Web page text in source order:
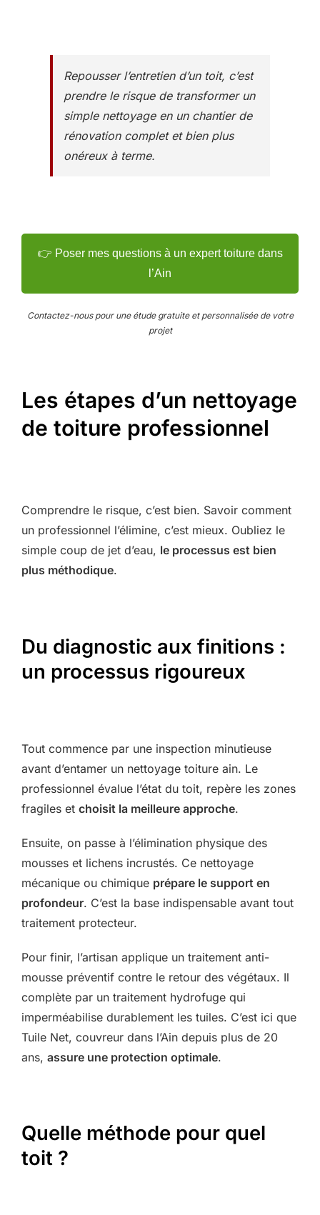
Repousser l’entretien d’un toit, c’est
prendre le risque de transformer un
simple nettoyage en un chantier de
rénovation complet et bien plus
onéreux à terme.
👉 Poser mes questions à un expert toiture dans
l’Ain
Contactez-nous pour une étude gratuite et personnalisée de votre
projet
Les étapes d’un nettoyage
de toiture professionnel
Comprendre le risque, c’est bien. Savoir comment
un professionnel l’élimine, c’est mieux. Oubliez le
simple coup de jet d’eau, le processus est bien
plus méthodique.
Du diagnostic aux finitions :
un processus rigoureux
Tout commence par une inspection minutieuse
avant d’entamer un nettoyage toiture ain. Le
professionnel évalue l’état du toit, repère les zones
fragiles et choisit la meilleure approche.
Ensuite, on passe à l’élimination physique des
mousses et lichens incrustés. Ce nettoyage
mécanique ou chimique prépare le support en
profondeur. C’est la base indispensable avant tout
traitement protecteur.
Pour finir, l’artisan applique un traitement anti-
mousse préventif contre le retour des végétaux. Il
complète par un traitement hydrofuge qui
imperméabilise durablement les tuiles. C’est ici que
Tuile Net, couvreur dans l’Ain depuis plus de 20
ans, assure une protection optimale.
Quelle méthode pour quel
toit ?